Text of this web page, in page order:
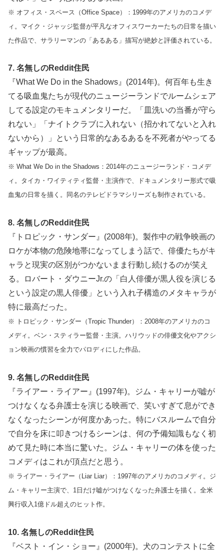
※ オフィス・スペース（Office Space）：1999年のアメリカのコメデ
ィ。マイク・ジャッジ監督が平凡なオフィスワーカーたちの日常を描い
た作品で、サラリーマンの「あるある」描写が絶妙と評価されている。
7. 名無しのReddit住民
『What We Do in the Shadows』(2014年)。何百年も生き
てる吸血鬼たちが現代のニュージーランドでルームシェア
してる設定のモキュメンタリーだ。「皿洗いの当番が守ら
れない」「ナイトクラブに入れない（招かれてないと入れ
ないから）」という日常的なあるあるを不死者がやってる
ギャップが最高。
※ What We Do in the Shadows：2014年のニュージーランド・コメデ
ィ。タイカ・ワイティティ監督・主演作で、ドキュメンタリー形式で吸
血鬼の日常を描く。同名のテレビドラマシリーズも制作されている。
8. 名無しのReddit住民
『トロピック・サンダー』(2008年)。製作中の戦争映画の
ロケが本物の危険地帯になってしまう話で、俳優たちがキ
ャラと現実の区別がつかないまま行動し続けるのが笑え
る。ロバート・ダウニーJr.の「白人俳優が黒人役を演じる
という設定の黒人俳優」という入れ子構造のメタキャラが
特に最高だった。
※ トロピック・サンダー（Tropic Thunder）：2008年のアメリカのコ
メディ。ベン・スティラー監督・主演。ハリウッドの俳優文化やアクシ
ョン映画の慣習を全力でパロディにした作品。
9. 名無しのReddit住民
『ライアー・ライアー』(1997年)。ジム・キャリーが嘘が
つけなくなる弁護士を演じる映画で、笑いすぎて息ができ
なくなったシーンが何度かあった。特にバスルームで自分
で自分を床に叩きつけるシーンは、何の予備知識もなく初
めて見た時に本当に驚いた。ジム・キャリーの体を使った
コメディはこれが頂点だと思う。
※ ライアー・ライアー（Liar Liar）：1997年のアメリカのコメディ。ジ
ム・キャリー主演で、1日だけ嘘がつけなくなった弁護士を描く。全米
興行収入1億ドル超えのヒット作。
10. 名無しのReddit住民
『ベスト・イン・ショー』(2000年)。犬のコンテストに全